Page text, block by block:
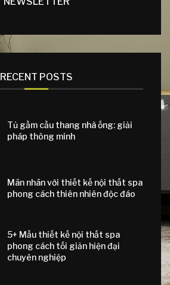
RECENT POSTS
Tủ gầm cầu thang nhà ống: giải
pháp thông minh
Mãn nhãn với thiết kế nội thất spa
phong cách thiên nhiên độc đáo
5+ Mẫu thiết kế nội thất spa
phong cách tối giản hiện đại
chuyên nghiệp